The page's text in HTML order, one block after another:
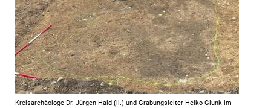
Kreisarchäologe Dr. Jürgen Hald (li.) und Grabungsleiter Heiko Glunk im